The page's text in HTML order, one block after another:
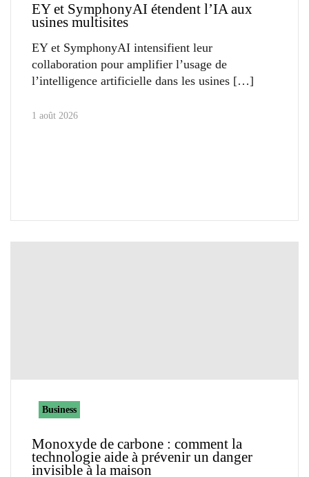
EY et SymphonyAI étendent l’IA aux
usines multisites
EY et SymphonyAI intensifient leur
collaboration pour amplifier l’usage de
l’intelligence artificielle dans les usines
1 août 2026
Business
Monoxyde de carbone : comment la
technologie aide à prévenir un danger
invisible à la maison